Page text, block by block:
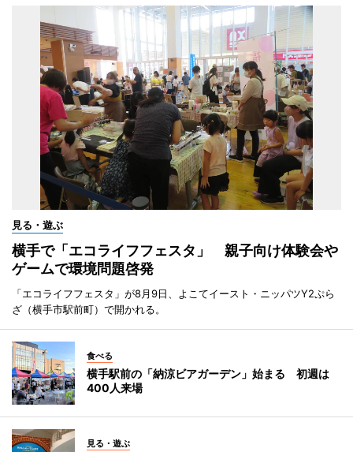
見る・遊ぶ
横手で「エコライフフェスタ」 親子向け体験会や
ゲームで環境問題啓発
「エコライフフェスタ」が8月9日、よこてイースト・ニッパツY2ぷら
ざ（横手市駅前町）で開かれる。
食べる
横手駅前の「納涼ビアガーデン」始まる 初週は
400人来場
見る・遊ぶ